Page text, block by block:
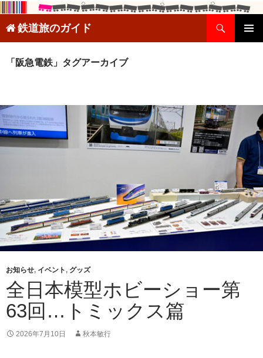
鉄道旅のガイド
索
テ
ス
キ
ッ
プ
「阪急電鉄」タグアーカイブ
お知らせ, イベント , グッズ
全日本模型ホビーショー第
63回…トミックス篇
2026年7月10日 秋本敏行